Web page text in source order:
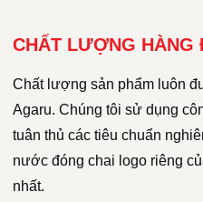
CHẤT LƯỢNG HÀNG
Chất lượng sản phẩm luôn
Agaru. Chúng tôi sử dụng
tuân thủ các tiêu chuẩn
nước đóng chai logo riêng
nhất.